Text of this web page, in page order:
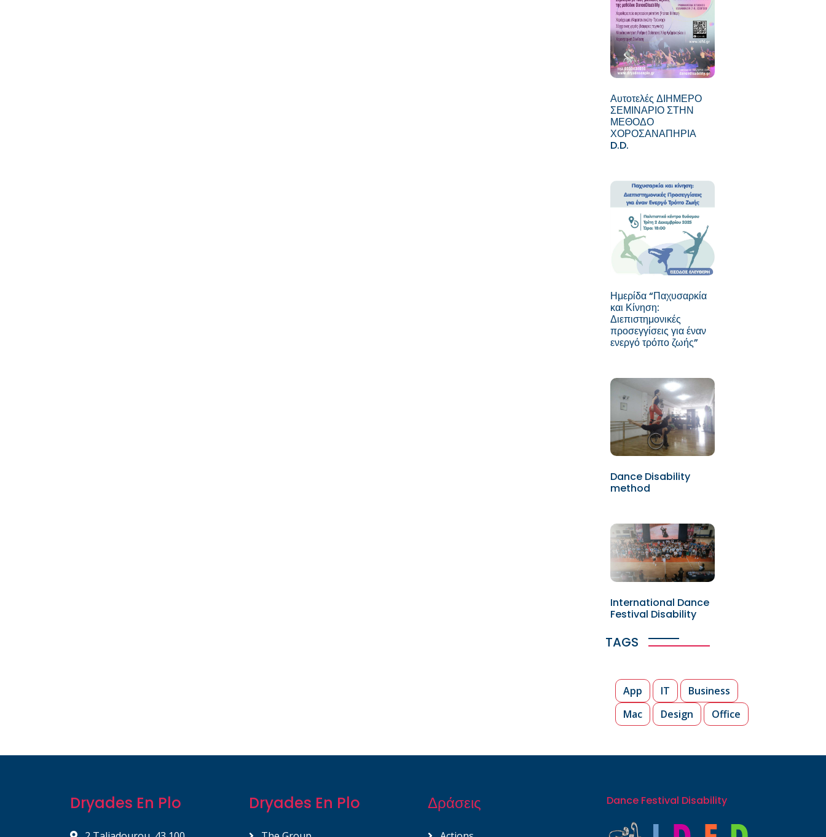
Αυτοτελές ΔΙΗΜΕΡΟ
ΣΕΜΙΝΑΡΙΟ ΣΤΗΝ
ΜΕΘΟΔΟ
ΧΟΡΟΣΑΝΑΠΗΡΙΑ
D.D.
Ημερίδα “Παχυσαρκία
και Κίνηση:
Διεπιστημονικές
προσεγγίσεις για έναν
ενεργό τρόπο ζωής”
Dance Disability
method
International Dance
Festival Disability
TAGS
App IT
Business
Mac
Design Office
Dryades En Plo Dryades En Plo Δράσεις Dance Festival Disability